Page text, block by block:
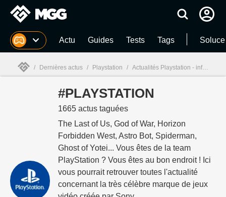
MGG Actu Guides Tests Tags
/ Dernières actus / Playstation / Actualités Playstation - infos et actualités - page 40
#PLAYSTATION
1665 actus taguées
The Last of Us, God of War, Horizon
Forbidden West, Astro Bot, Spiderman,
Ghost of Yotei... Vous êtes de la team
PlayStation ? Vous êtes au bon endroit ! Ici
vous pourrait retrouver toutes l'actualité
concernant la très célèbre marque de jeux